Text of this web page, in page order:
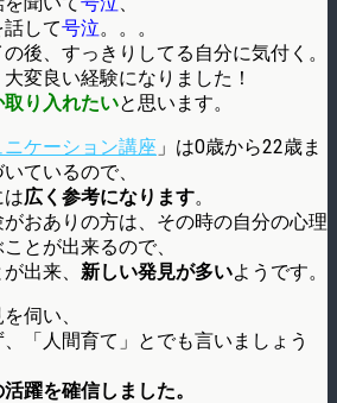
して号泣。。。
後、すっきりしてる自分に気付く。
変良い経験になりました！
り入れたいと思います。
ケーション講座 」は0歳から22歳ま
ているので、
広く参考になります。
おありの方は、その時の自分の心理
とが出来るので、
出来、 新しい発見が多いようです。
伺い、
、「人間育て」とでも言いましょう
躍を確信しました。